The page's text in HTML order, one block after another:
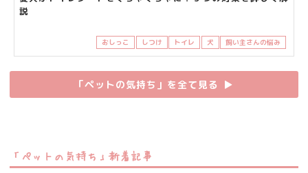
説
おしっこ しつけ トイレ 犬 飼い主さんの悩み
「ペットの気持ち」を全て見る ▶︎
「ペットの気持ち」新着記事